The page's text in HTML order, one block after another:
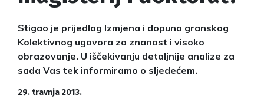
Stigao je prijedlog Izmjena i dopuna granskog
Kolektivnog ugovora za znanost i visoko
obrazovanje. U iščekivanju detaljnije analize za
sada Vas tek informiramo o sljedećem.
29. travnja 2013.